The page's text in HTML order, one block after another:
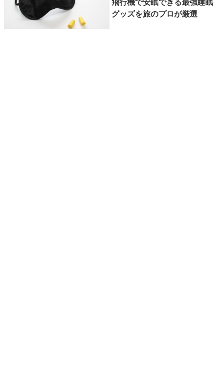
飛行機で安眠できる最強睡眠
グッズを旅のプロが厳選